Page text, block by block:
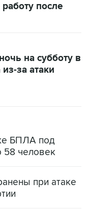
после
на субботу в
за атаки
БПЛА под
58 человек
при атаке